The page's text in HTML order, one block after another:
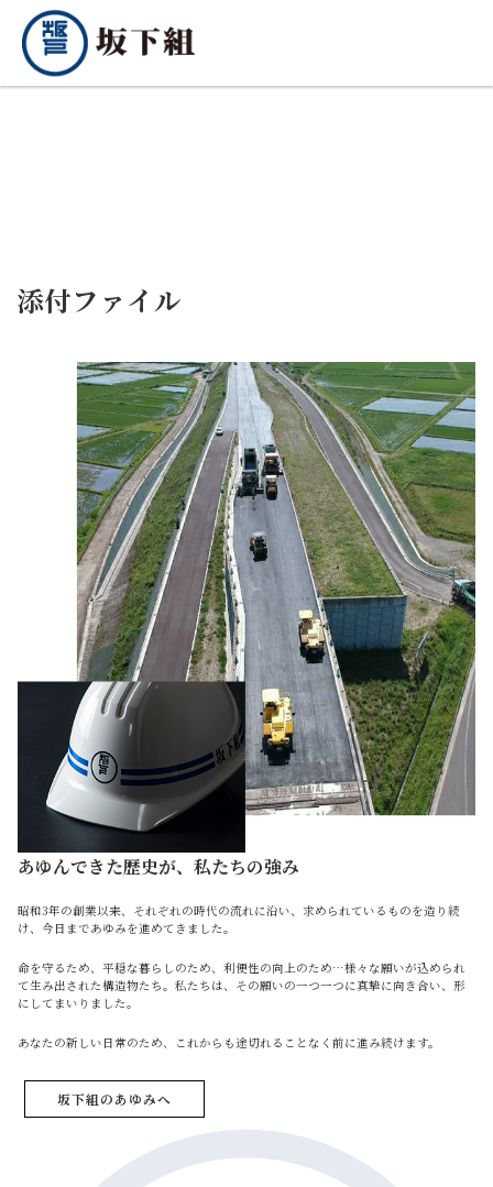
添付ファイル
あゆんできた歴史が、私たちの強み
昭和3年の創業以来、それぞれの時代の流れに沿い、求められているものを造り続
け、今日まであゆみを進めてきました。
命を守るため、平穏な暮らしのため、利便性の向上のため…様々な願いが込められ
て生み出された構造物たち。私たちは、その願いの一つ一つに真摯に向き合い、形
にしてまいりました。
あなたの新しい日常のため、これからも途切れることなく前に進み続けます。
坂下組のあゆみへ